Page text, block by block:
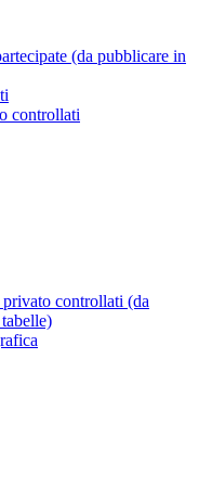
(da pubblicare in
controllati
controllati (da